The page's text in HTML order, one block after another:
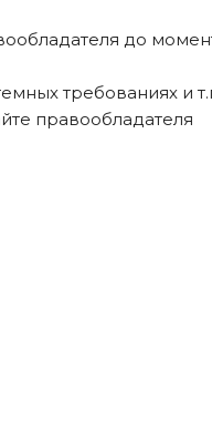
до
требованиях и
правообладателя